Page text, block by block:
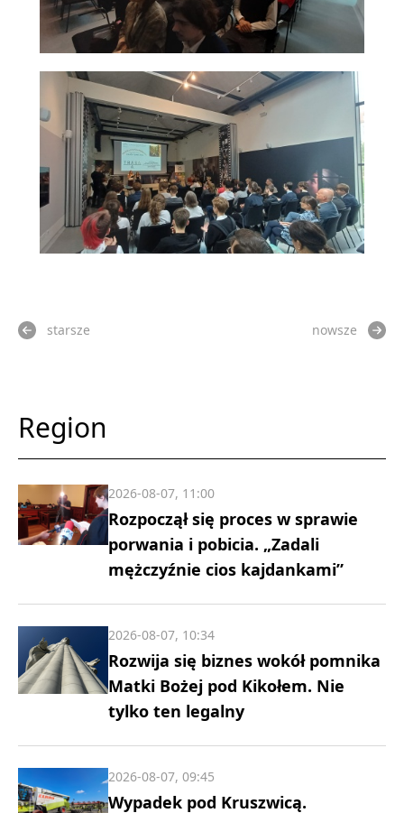
starsze nowsze
Region
Rozpoczął się proces w sprawie
porwania i pobicia. „Zadali
mężczyźnie cios kajdankami”
2026-08-07, 11:00
Rozwija się biznes wokół pomnika
Matki Bożej pod Kikołem. Nie
tylko ten legalny
2026-08-07, 10:34
Wypadek pod Kruszwicą.
2026-08-07, 09:45